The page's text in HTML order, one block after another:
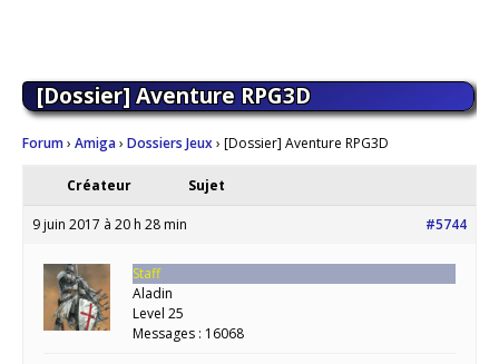
[Dossier] Aventure RPG3D
Forum› Amiga› Dossiers Jeux› [Dossier] Aventure RPG3D
Créateur Sujet
9 juin 2017 à 20 h 28 min #5744
Staff
Aladin
Level 25
Messages : 16068